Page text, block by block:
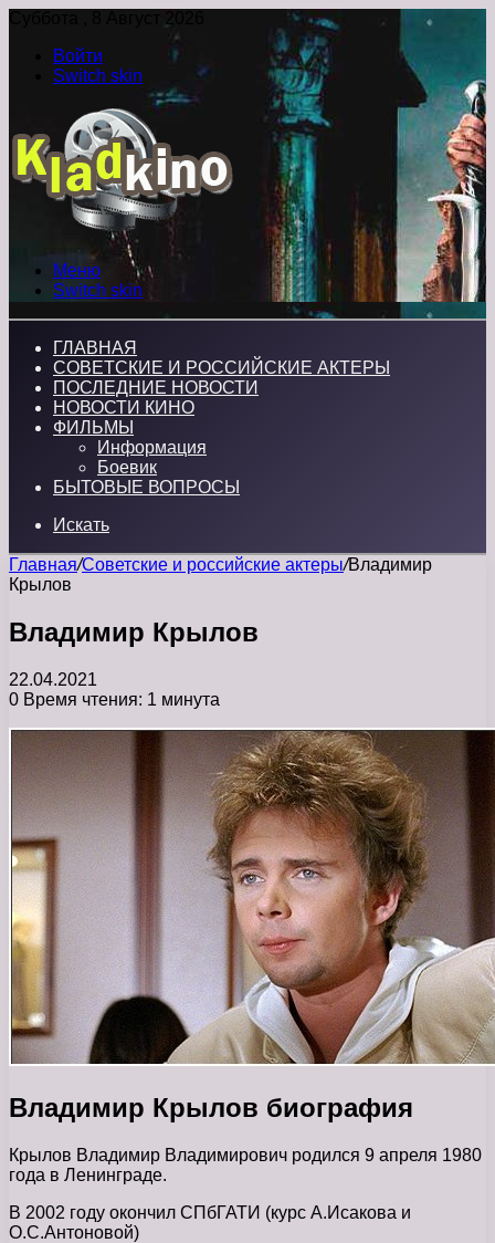
Суббота , 8 Август 2026
Войти
Switch skin
Меню
Switch skin
ГЛАВНАЯ
СОВЕТСКИЕ И РОССИЙСКИЕ АКТЕРЫ
ПОСЛЕДНИЕ НОВОСТИ
НОВОСТИ КИНО
ФИЛЬМЫ
Информация
Боевик
БЫТОВЫЕ ВОПРОСЫ
Искать
Главная/Советские и российские актеры/Владимир
Крылов
Владимир Крылов
22.04.2021
0 Время чтения: 1 минута
Владимир Крылов биография
Крылов Владимир Владимирович родился 9 апреля 1980
года в Ленинграде.
В 2002 году окончил СПбГАТИ (курс А.Исакова и
О.С.Антоновой)